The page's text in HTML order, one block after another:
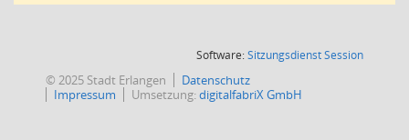
Software:SitzungsdienstSession(Wird in
© 2025 Stadt Erlangen
Datenschutz
Impressum
Umsetzung:digitalfabriX GmbH